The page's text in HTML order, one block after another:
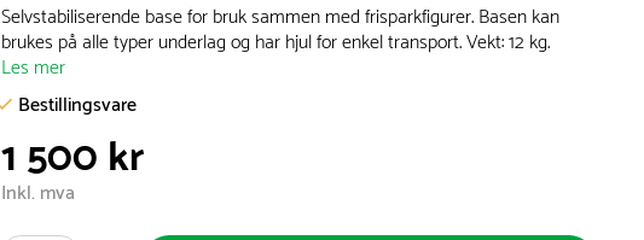
Selvstabiliserende base for bruk sammen med frisparkfigurer. Basen kan
brukes på alle typer underlag og har hjul for enkel transport. Vekt: 12 kg.
Les mer
Bestillingsvare
1 500 kr
Inkl. mva